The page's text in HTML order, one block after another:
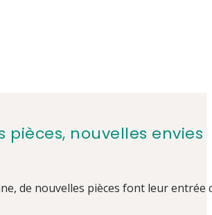
pièces, nouvelles envies
de nouvelles pièces font leur entrée